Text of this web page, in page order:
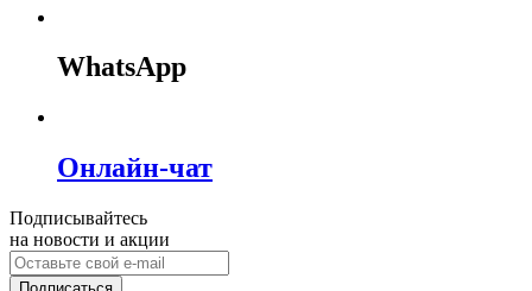
WhatsApp
Онлайн-чат
Подписывайтесь
на новости и акции